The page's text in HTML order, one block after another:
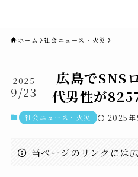
ホーム 社会ニュース・火災
広島でSNS
代男性が
2025
9/23
社会ニュース・火災 2025年
当ページのリンクには